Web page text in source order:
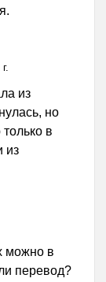
из
но
в
из
можно в
перевод?